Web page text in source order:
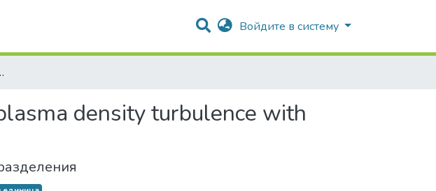
Войдите в систему
in the T-10 tokamak
density turbulence with